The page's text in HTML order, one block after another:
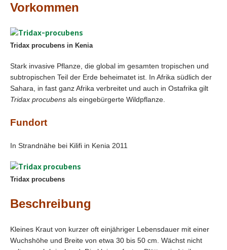
Vorkommen
Tridax procubens in Kenia
Stark invasive Pflanze, die global im gesamten tropischen und
subtropischen Teil der Erde beheimatet ist. In Afrika südlich der
Sahara, in fast ganz Afrika verbreitet und auch in Ostafrika gilt
Tridax procubens als eingebürgerte Wildpflanze.
Fundort
In Strandnähe bei Kilifi in Kenia 2011
Tridax procubens
Beschreibung
Kleines Kraut von kurzer oft einjähriger Lebensdauer mit einer
Wuchshöhe und Breite von etwa 30 bis 50 cm. Wächst nicht